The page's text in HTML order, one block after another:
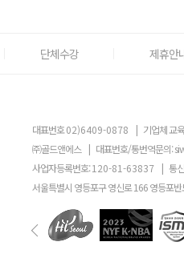
단체수강 제휴안
대표번호02)6409-0878 | 기업체 교
㈜골드앤에스 | 대표번호/통번역문의:
사업자등록번호:120-81-63837 | 통
서울특별시 영등포구 영신로 166 영등포